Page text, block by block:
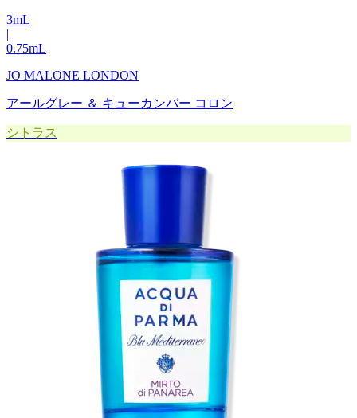
3mL
|
0.75mL
JO MALONE LONDON
アールグレー ＆ キューカンバー コロン
シトラス